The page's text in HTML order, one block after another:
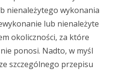
nienależytego wykonania
lub nienależyte
okoliczności, za które
ponosi. Nadto, w myśl
szczególnego przepisu